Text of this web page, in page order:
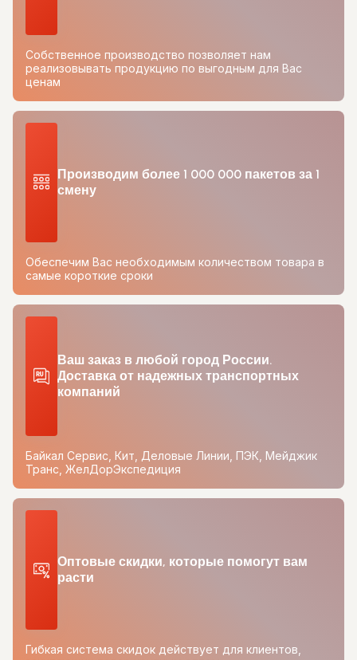
Собственное производство позволяет нам
реализовывать продукцию по выгодным для Вас
ценам
Производим более 1 000 000 пакетов за 1
смену
Обеспечим Вас необходимым количеством товара в
самые короткие сроки
Ваш заказ в любой город России.
Доставка от надежных транспортных
компаний
Байкал Сервис, Кит, Деловые Линии, ПЭК, Мейджик
Транс, ЖелДорЭкспедиция
Оптовые скидки, которые помогут вам
расти
Гибкая система скидок действует для клиентов,